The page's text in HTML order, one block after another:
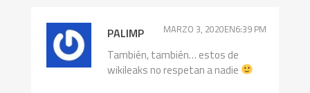
PALIMP MARZO 3, 2020EN6:39 PM
También, también… estos de
wikileaks no respetan a nadie